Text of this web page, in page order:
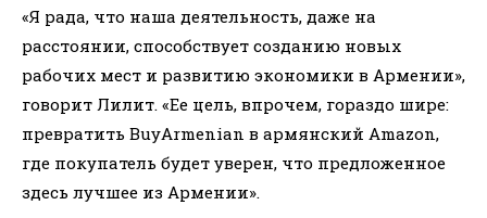
«Я рада, что наша деятельность, даже на
расстоянии, способствует созданию новых
рабочих мест и развитию экономики в Армении»,
говорит Лилит. «Ее цель, впрочем, гораздо шире:
превратить BuyArmenian в армянский Amazon,
где покупатель будет уверен, что предложенное
здесь лучшее из Армении».